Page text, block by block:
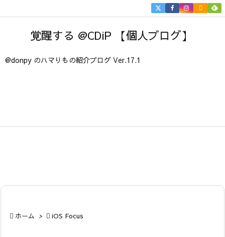
覚醒する @CDiP 【個人ブログ】
@donpy のハマりもの紹介ブログ Ver.17.1


 ホーム >  iOS Focus